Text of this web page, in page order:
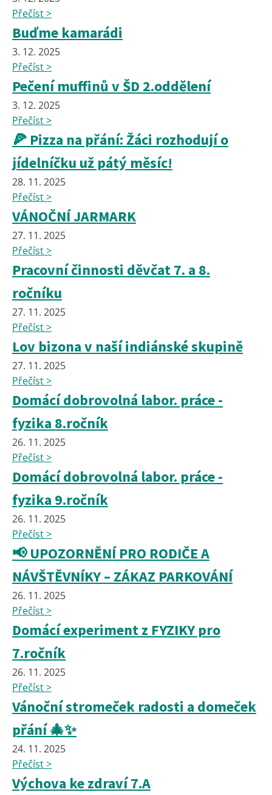
Přečíst >
Buďme kamarádi
3. 12. 2025
Přečíst >
Pečení muffinů v ŠD 2.oddělení
3. 12. 2025
Přečíst >
🍕 Pizza na přání: Žáci rozhodují o
jídelníčku už pátý měsíc!
28. 11. 2025
Přečíst >
VÁNOČNÍ JARMARK
27. 11. 2025
Přečíst >
Pracovní činnosti děvčat 7. a 8.
ročníku
27. 11. 2025
Přečíst >
Lov bizona v naší indiánské skupině
27. 11. 2025
Přečíst >
Domácí dobrovolná labor. práce -
fyzika 8.ročník
26. 11. 2025
Přečíst >
Domácí dobrovolná labor. práce -
fyzika 9.ročník
26. 11. 2025
Přečíst >
📢 UPOZORNĚNÍ PRO RODIČE A
NÁVŠTĚVNÍKY – ZÁKAZ PARKOVÁNÍ
26. 11. 2025
Přečíst >
Domácí experiment z FYZIKY pro
7.ročník
26. 11. 2025
Přečíst >
Vánoční stromeček radosti a domeček
přání 🎄✨
24. 11. 2025
Přečíst >
Výchova ke zdraví 7.A